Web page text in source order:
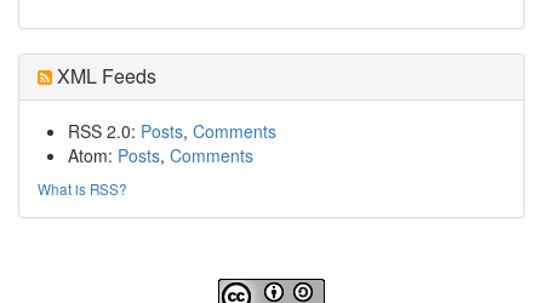
XML Feeds
RSS 2.0: Posts, Comments
Atom: Posts, Comments
What is RSS?